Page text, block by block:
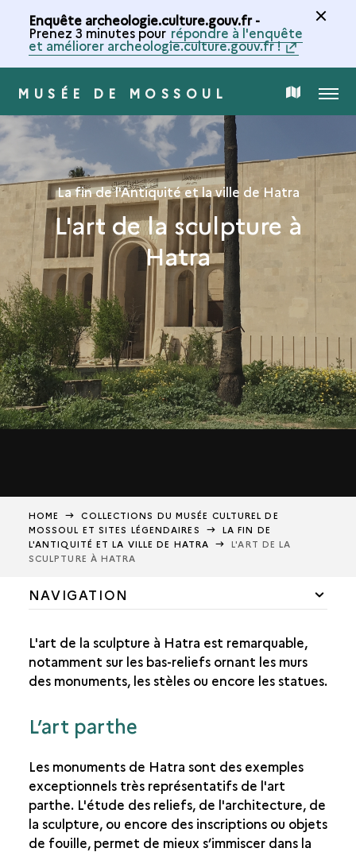
Enquête archeologie.culture.gouv.fr -
Prenez 3 minutes pour répondre à l'enquête
et améliorer archeologie.culture.gouv.fr !
MUSÉE DE MOSSOUL CARTE
LA
COLLECTION
MENU
La fin de l'Antiquité et la ville de Hatra
L'art de la sculpture à
Hatra
HOME
COLLECTIONS DU MUSÉE CULTUREL DE
MOSSOUL ET SITES LÉGENDAIRES
LA FIN DE
L'ANTIQUITÉ ET LA VILLE DE HATRA
L'ART DE LA
SCULPTURE À HATRA
NAVIGATION
AUX ORIGINES DE LA MÉSOPOTAMIE
LA GLOIRE DE L'EMPIRE ASSYRIEN
LA FIN DE L'ANTIQUITÉ ET LA VILLE DE HATRA
L'ART DE LA SCULPTURE À HATRA
LES PÉRIODES ISLAMIQUES
L'art de la sculpture à Hatra est remarquable,
notamment sur les bas-reliefs ornant les murs
des monuments, les stèles ou encore les statues.
L’art parthe
Les monuments de Hatra sont des exemples
exceptionnels très représentatifs de l'art
parthe. L'étude des reliefs, de l'architecture, de
la sculpture, ou encore des inscriptions ou objets
de fouille, permet de mieux s’immiscer dans la